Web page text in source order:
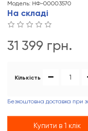
Модель: НФ-00003570
На складі
31 399 грн.
Кількість
Безкоштовна доставка при
Купити в 1 клік